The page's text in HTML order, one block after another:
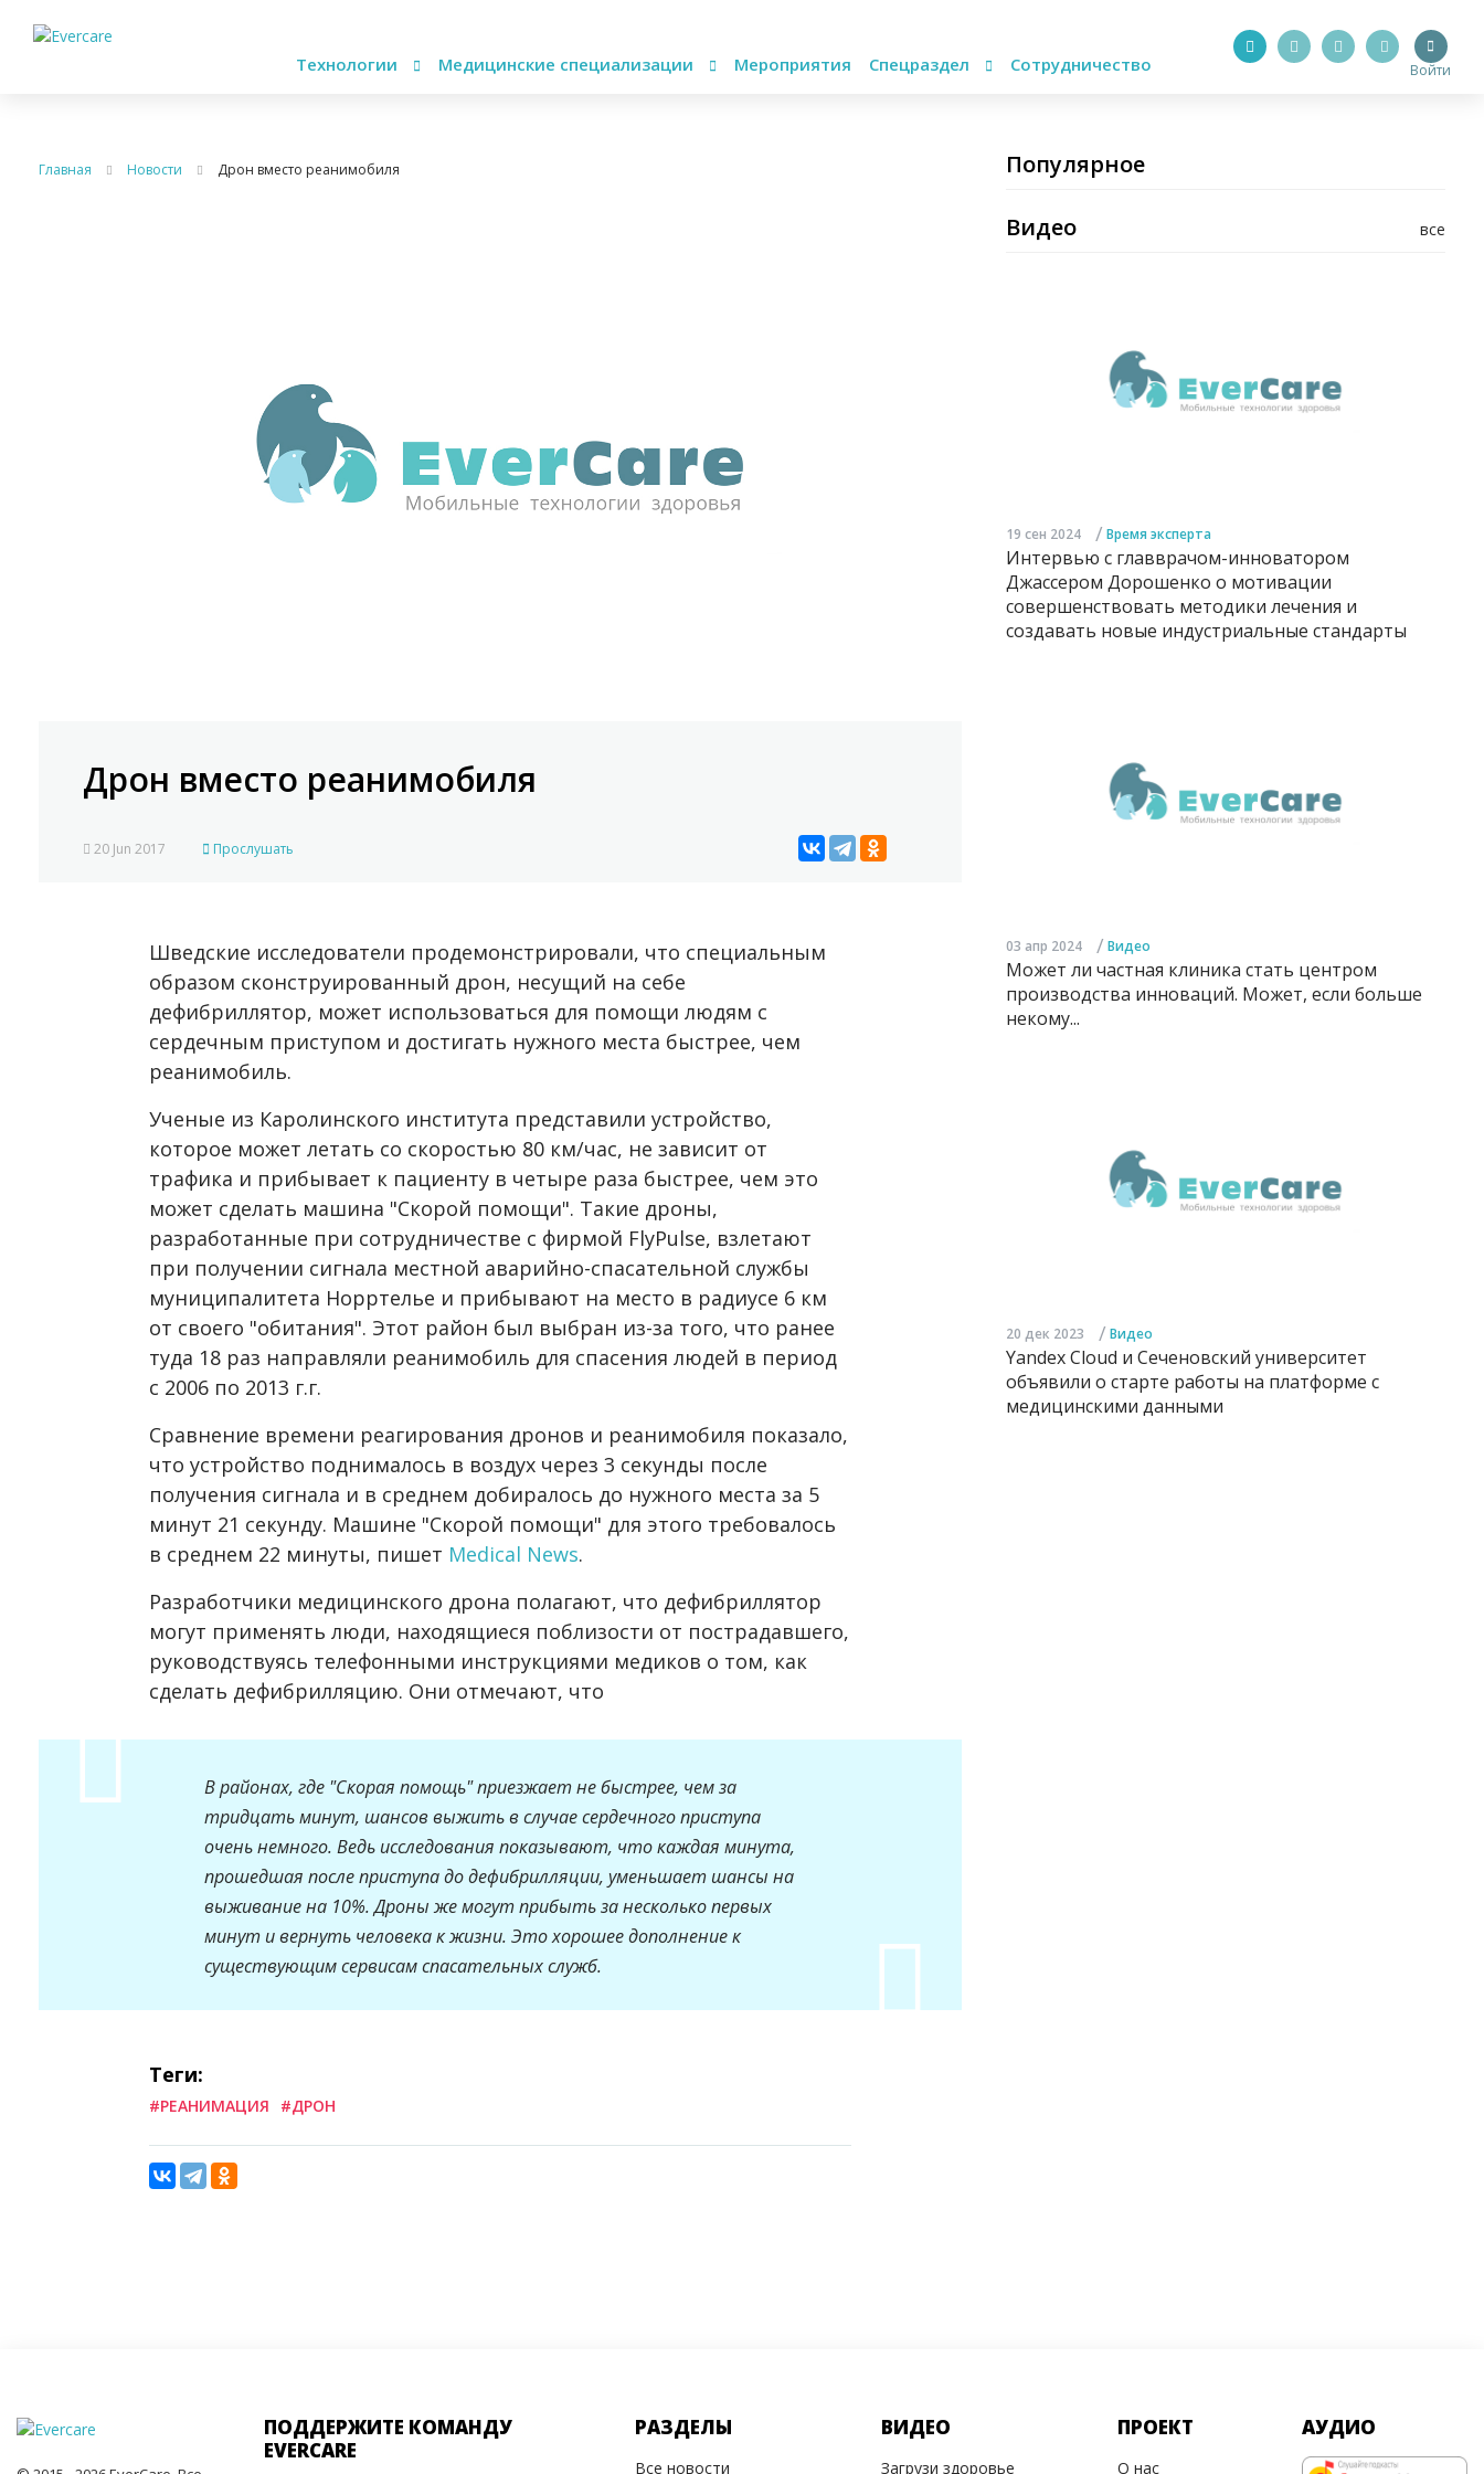
Технологии Медицинские специализации Мероприятия Спецраздел Сотрудничество Войти
Главная Новости Дрон вместо реанимобиля
Дрон вместо реанимобиля
20 Jun 2017 Прослушать
Шведские исследователи продемонстрировали, что специальным
образом сконструированный дрон, несущий на себе
дефибриллятор, может использоваться для помощи людям с
сердечным приступом и достигать нужного места быстрее, чем
реанимобиль.
Ученые из Каролинского института представили устройство,
которое может летать со скоростью 80 км/час, не зависит от
трафика и прибывает к пациенту в четыре раза быстрее, чем это
может сделать машина "Скорой помощи". Такие дроны,
разработанные при сотрудничестве с фирмой FlyPulse, взлетают
при получении сигнала местной аварийно-спасательной службы
муниципалитета Норртелье и прибывают на место в радиусе 6 км
от своего "обитания". Этот район был выбран из-за того, что ранее
туда 18 раз направляли реанимобиль для спасения людей в период
с 2006 по 2013 г.г.
Сравнение времени реагирования дронов и реанимобиля показало,
что устройство поднималось в воздух через 3 секунды после
получения сигнала и в среднем добиралось до нужного места за 5
минут 21 секунду. Машине "Скорой помощи" для этого требовалось
в среднем 22 минуты, пишет Medical News.
Разработчики медицинского дрона полагают, что дефибриллятор
могут применять люди, находящиеся поблизости от пострадавшего,
руководствуясь телефонными инструкциями медиков о том, как
сделать дефибрилляцию. Они отмечают, что
В районах, где "Скорая помощь" приезжает не быстрее, чем за
тридцать минут, шансов выжить в случае сердечного приступа
очень немного. Ведь исследования показывают, что каждая минута,
прошедшая после приступа до дефибрилляции, уменьшает шансы на
выживание на 10%. Дроны же могут прибыть за несколько первых
минут и вернуть человека к жизни. Это хорошее дополнение к
существующим сервисам спасательных служб.
Теги:
#РЕАНИМАЦИЯ #ДРОН
Популярное
все
Видео
19 сен 2024 / Время эксперта
Интервью с главврачом-инноватором
Джассером Дорошенко о мотивации
совершенствовать методики лечения и
создавать новые индустриальные стандарты
03 апр 2024 / Видео
Может ли частная клиника стать центром
производства инноваций. Может, если больше
некому...
20 дек 2023 / Видео
Yandex Cloud и Сеченовский университет
объявили о старте работы на платформе с
медицинскими данными
ПОДДЕРЖИТЕ КОМАНДУ
EVERCARE
РАЗДЕЛЫ
Все новости
ВИДЕО
Загрузи здоровье
ПРОЕКТ
О нас
АУДИО